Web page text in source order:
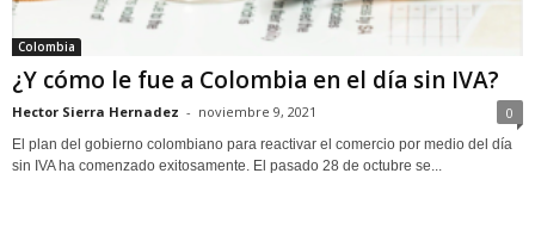
Colombia
¿Y cómo le fue a Colombia en el día sin IVA?
Hector Sierra Hernadez - noviembre 9, 2021 0
El plan del gobierno colombiano para reactivar el comercio por medio del día
sin IVA ha comenzado exitosamente. El pasado 28 de octubre se...